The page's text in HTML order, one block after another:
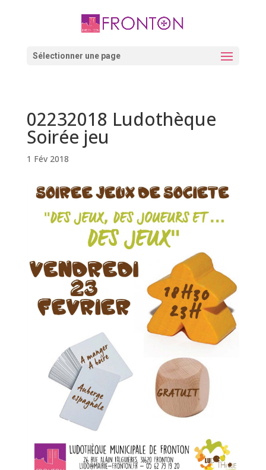
Sélectionner une page
02232018 Ludothèque
Soirée jeu
1 Fév 2018